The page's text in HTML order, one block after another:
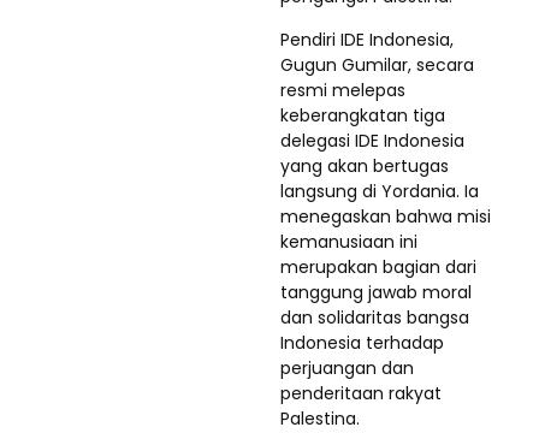
Pendiri IDE Indonesia,
Gugun Gumilar, secara
resmi melepas
keberangkatan tiga
delegasi IDE Indonesia
yang akan bertugas
langsung di Yordania. Ia
menegaskan bahwa misi
kemanusiaan ini
merupakan bagian dari
tanggung jawab moral
dan solidaritas bangsa
Indonesia terhadap
perjuangan dan
penderitaan rakyat
Palestina.